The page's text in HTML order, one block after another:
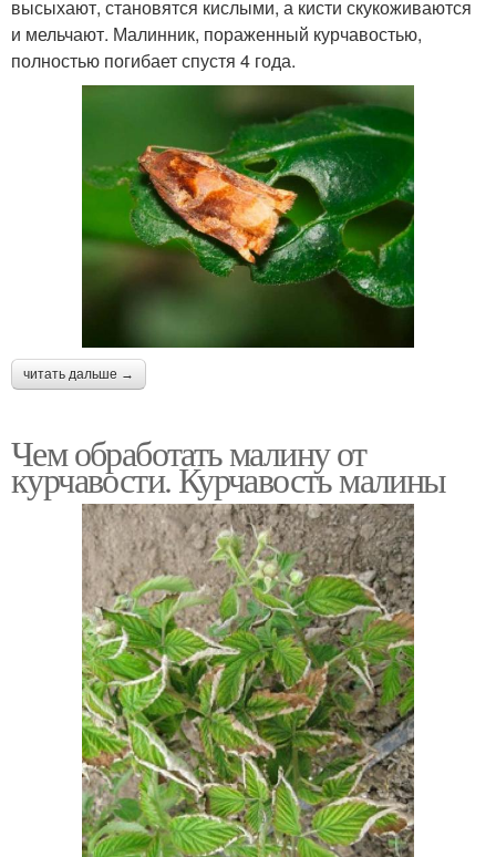
высыхают, становятся кислыми, а кисти скукоживаются
и мельчают. Малинник, пораженный курчавостью,
полностью погибает спустя 4 года.
читать дальше →
Чем обработать малину от
курчавости. Курчавость малины